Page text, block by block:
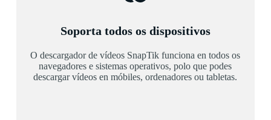
Soporta todos os dispositivos
O descargador de vídeos SnapTik funciona en todos os
navegadores e sistemas operativos, polo que podes
descargar vídeos en móbiles, ordenadores ou tabletas.